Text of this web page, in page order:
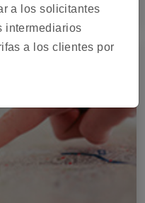
a los solicitantes
intermediarios
a los clientes por